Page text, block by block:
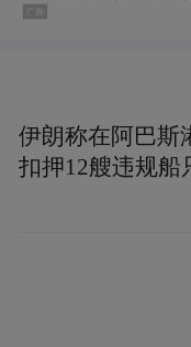
伊朗称在阿巴斯
扣押12艘违规船